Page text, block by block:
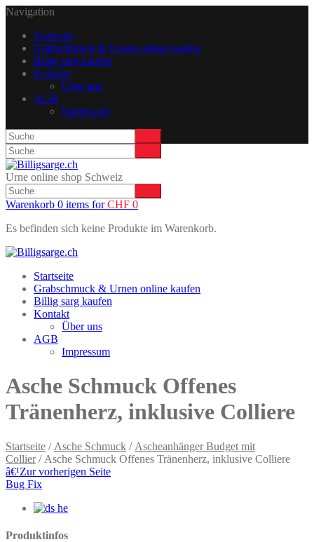
Navigation
Startseite
Grabschmuck & Urnen online kaufen
Billig sarg kaufen
Kontakt
Über uns
AGB
Impressum
Urne online shop Schweiz
Warenkorb 0 items forCHF 0
Es befinden sich keine Produkte im Warenkorb.
Startseite
Grabschmuck & Urnen online kaufen
Billig sarg kaufen
Kontakt
Über uns
AGB
Impressum
Asche Schmuck Offenes
Tränenherz, inklusive Colliere
Startseite / Asche Schmuck / Ascheanhänger Budget mit
Collier/ Asche Schmuck Offenes Tränenherz, inklusive Colliere
â€¹Zur vorherigen Seite
Bug Fix
Produktinfos